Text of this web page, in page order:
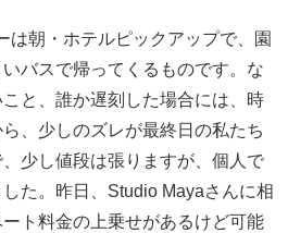
は朝・ホテルピックアップで、園
バスで帰ってくるものです。な
と、誰か遅刻した場合には、時
、少しのズレが最終日の私たち
少し値段は張りますが、個人で
た。昨日、Studio Mayaさんに相
ト料金の上乗せがあるけど可能